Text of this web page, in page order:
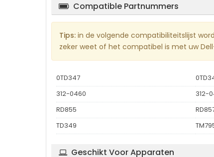
Compatible Partnummers
Tips: in de volgende compatibiliteitslijst
zeker weet of het compatibel is met uw
0TD347
312-0460
312-
RD855
TD349
Geschikt Voor Apparaten